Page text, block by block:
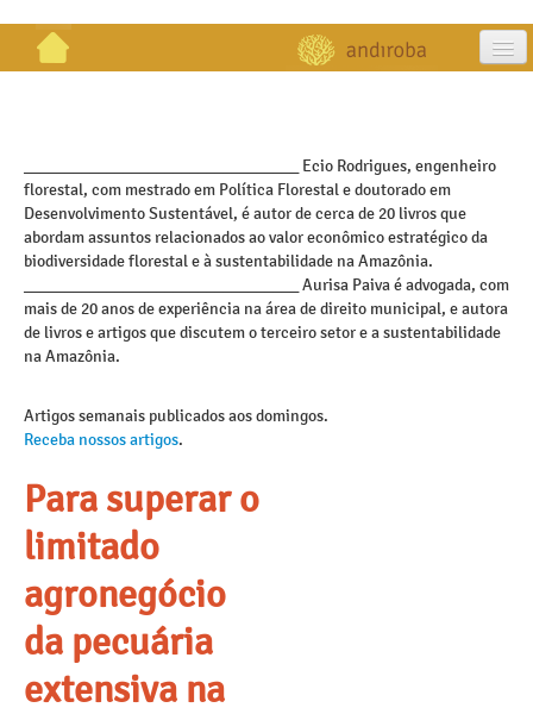
publicações
galeria
contato
_________________________________ Ecio Rodrigues, engenheiro
florestal, com mestrado em Política Florestal e doutorado em
Desenvolvimento Sustentável, é autor de cerca de 20 livros que
abordam assuntos relacionados ao valor econômico estratégico da
biodiversidade florestal e à sustentabilidade na Amazônia.
_________________________________ Aurisa Paiva é advogada, com
mais de 20 anos de experiência na área de direito municipal, e autora
de livros e artigos que discutem o terceiro setor e a sustentabilidade
na Amazônia.
Artigos semanais publicados aos domingos.
Receba nossos artigos.
Para superar o
limitado
agronegócio
da pecuária
extensiva na